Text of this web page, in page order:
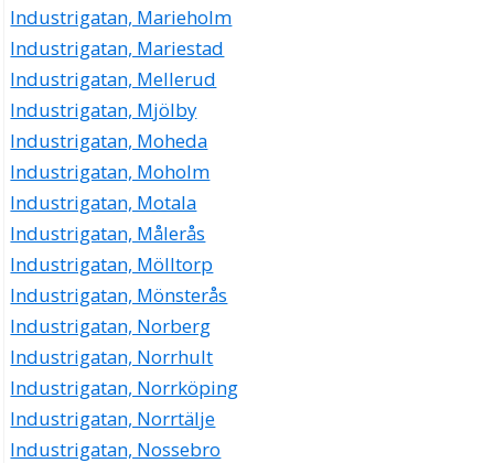
Industrigatan, Marieholm
Industrigatan, Mariestad
Industrigatan, Mellerud
Industrigatan, Mjölby
Industrigatan, Moheda
Industrigatan, Moholm
Industrigatan, Motala
Industrigatan, Målerås
Industrigatan, Mölltorp
Industrigatan, Mönsterås
Industrigatan, Norberg
Industrigatan, Norrhult
Industrigatan, Norrköping
Industrigatan, Norrtälje
Industrigatan, Nossebro